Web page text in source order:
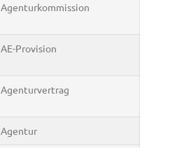
Agenturkommission
AE-Provision
Agenturvertrag
Agentur